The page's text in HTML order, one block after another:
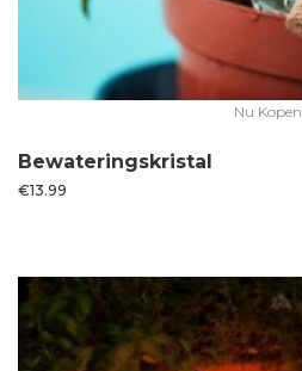
Nu Kopen
Bewateringskristal
€13.99